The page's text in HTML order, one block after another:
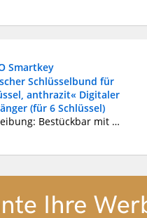
Smartkey
Schlüsselbund für
anthrazit« Digitaler
(für 6 Schlüssel)
Artikelbeschreibung: Bestückbar mit bis zu 6 Schlüsseln - Klick-in-System zum einfachen Einsetzen der Schlüssel Schlüssel bereit auf Knopfdruck - Optional, einsetzbares LEO-Zubehör (LEO USB-Stick, Wechselcover in rot und weiß) HINWEIS: Für den Gebrauch des LEO-Smartkeys benötigen Sie spezielle Aluminum-Rohlinge. Diese bitten wir zur Zeit noch exklusiv bei Amazon unter dem Suchbegriff "LEO Rohling" an. Zusätzlich besteht die Möglichkeit, dass Sie sich ihre vorhandenen Stahlschlüssel umarbeiten lassen können. Wir legen Ihrer Bestellung die Kontaktdaten unseres Vertriebspartners bei, bei dem Sie sowohl Ihre vorhandenen Stahlschlüssel umarbeiten lassen oder sich LEO Alu-Rohlinge anfertigen lassen können. Produktbeschreibung LEO Smartkey Er ist gerade einmal so groß wie ein Autoschlüssel und leichter als ein Smartphone – und ersetzt doch einen ganzen Schlüsselbund: der LEO. Er verbindet alle Vorteile des altbewährten Schlüsselbundes mit innovativer Technik. Als erster vollautomatischer Schlüsselbund leitet er eine neue Generation des Schlüssels ein: den Smartkey. Einfach. Schön. Innovativ. Als erster Smartkey macht der LEO seinem Namen alle Ehre. Auf Knopfdruck zeigt er, was in ihm steckt: bis zu sechs Schlüsseln bietet er Platz. Wählen und bestätigen Sie über die Display-Tasten, und der passende Schlüssel ist prompt einsatzbereit. So spart der intelligente und komfortable Begleiter nicht nur Zeit, sondern schont auch die Nerven seines Besitzers. Der LEO lässt sich mühelos in jeder noch so kleinen Tasche verstauen und ist daher der ideale Begleiter im Alltag. Dabei muss er sich gar nicht verstecken: Durch sein elegantes Design in den stilvollen Farbvarianten avanciert er zum angesagten Lifestyle-Accessoire. Seine Hülle ist hochwertig verarbeitet und liegt angenehm in der Hand. Bedienung Den Anspruch, dem Alltag etwas mehr Luxus zu schenken, haben wir bereits bei der Funktionsweise umgesetzt. Um ein Maximum an Bedienkomfort zu gewährleisten, haben wir die Anwendung auf ein Minimum an Komponenten beschränkt. LEO funktioniert auf denkbar einfache Weise: Jedem Schlüssel wird eine Nummer zugeordnet, die als Würfelaugen im digitalen LED-Display angezeigt wird. Sie wählen den gewünschten Schlüssel aus und in weniger als einer Sekunde wird der Schlüssel ausgefahren. Größe Noch nie war Ihr Schlüsselbund so klein und kompakt! Kleiner als eine EC-Karte, leichter als ein Smartphone, perfekt für Ihre Hand! Beim LEO Smartkey wurde extra darauf geachtet, dass er mühelos verstaut werden kann. Dabei sind die Tasten dennoch groß genug, um eine schnelle und einfache Bedienung zu gewährleisten. Licht Mit dem LEO Smartkey finden Sie immer den Weg nach Hause. Die vorn implementierten LED-Leuchten helfen Ihnen, in der Dunkelheit das Schloss zu finden. Design Das klare Design haben wir auf das Wesentliche reduziert. Die rot leuchtende LED-Anzeige setzt bei allen Farbausführungen moderne Akzente, die den Blick auf sich ziehen. Es stehen Ihnen verschiedene Designfarben und darüber hinaus Luxusmodelle aus Edelmetall zur Verfügung, um Ihren Look gekonnt in Szene zu setzen. In allen Fällen besticht LEO zusätzlich mit fühlbar hochwertigem Material. So macht der LEO das Leben nicht nur ein Stück bequemer, sondern auch schöner. LEO Smartkey auf einen Blick Kapazität: 6 Schlüssel Ausfahrzeit: 1 Sekunde Größe: 91,7 mm (L) x 39 mm (B) x 22,1 mm (H) Gewicht LEO ohne Schlüssel: ca. 66 g Gewicht 1 LEO-Schlüssel (aus Aluminium-Titan): ca. 2 g Lithium-Ionen-Akku / Laufzeit: bis 3 Monaten Beleuchtung: LED-Lampen an der Vorderseite des Gerätes Schlüsseldienst-Partner und Preise Um Ihren LEO Smartkey bedienen zu können, müssen die Schlüssel passend für die Aufnahme im Gerät gemacht werden. Einer unserer Schlüsseldienst-Partner füllt Ihren LEO mit Leben, indem er aus LEOKEY-Rohlingen Kopien Ihrer Schlüssel anfertigt und einsetzt – ein Vorgang, der nur wenige Minuten dauert. Alle Schlüssel im LEO können Sie selbst herausnehmen, um sie zu ergänzen, zu wechseln oder zu verleihen. Und den alten Schlüsselbund geben Sie Ihrer Familie oder Ihren Nachbarn zur Aufbewahrung, falls Sie Ihren LEO mal zu Hause vergessen haben. Rechtliche Hinweise Sie können bei dem Leo Ihre normalen Standardschlüssel nicht verwenden. Es werden spezielle Rohlinge benötigt oder es werden die Schlüssel umgearbeitet.